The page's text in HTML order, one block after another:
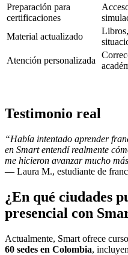
Preparación para
certificaciones
Material actualizado
Atención personalizada
Testimonio real
“Había intentado aprender
en Smart entendí realmente
me hicieron avanzar mucho
— Laura M., estudiante de
¿En qué ciudades
presencial con
Actualmente, Smart ofrece
60 sedes en Colombia,